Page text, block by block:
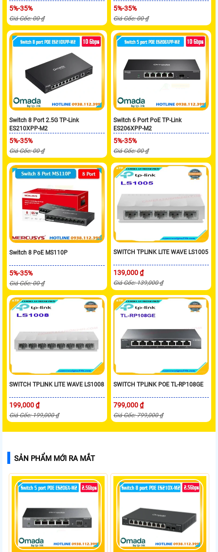
5%-35%
Giá Gốc: 00 ₫
5%-35%
Giá Gốc: 00 ₫
Switch 8 Port 2.5G TP-Link
ES210XPP-M2
5%-35%
Giá Gốc: 00 ₫
Switch 6 Port PoE TP-Link
ES206XPP-M2
5%-35%
Giá Gốc: 00 ₫
Switch 8 PoE MS110P
5%-35%
Giá Gốc: 00 ₫
SWITCH TPLINK LITE WAVE LS1005
139,000 ₫
Giá Gốc: 139,000 ₫
SWITCH TPLINK LITE WAVE LS1008
199,000 ₫
Giá Gốc: 199,000 ₫
SWITCH TPLINK POE TL-RP108GE
799,000 ₫
Giá Gốc: 799,000 ₫
SẢN PHẨM MỚI RA MẮT